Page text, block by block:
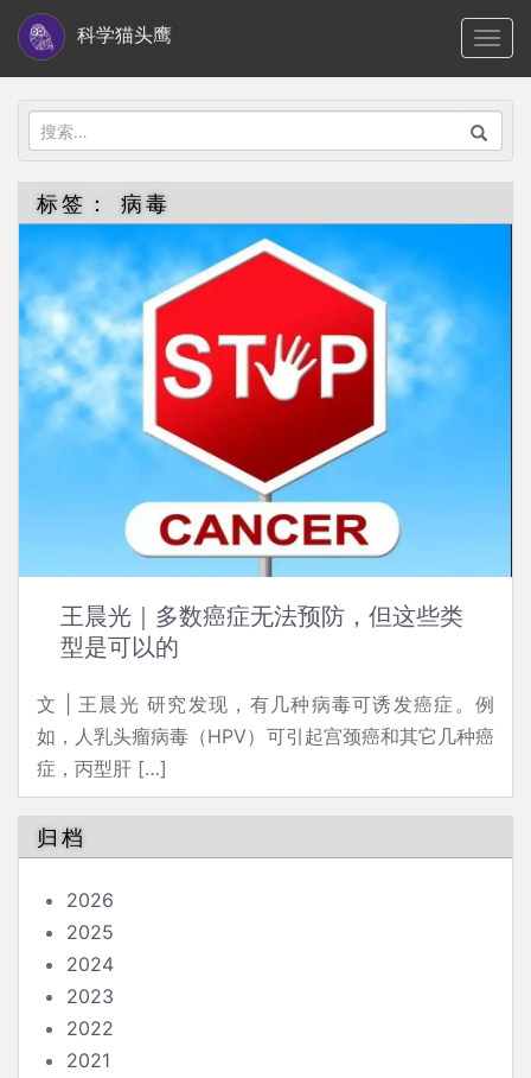
i
科学猫头鹰
搜
索：
标签： 病毒
王晨光｜多数癌症无法预防，但这些类
型是可以的
文 | 王晨光 研究发现，有几种病毒可诱发癌症。例
如，人乳头瘤病毒（HPV）可引起宫颈癌和其它几种癌
症，丙型肝 […]
归档
2026
2025
2024
2023
2022
2021